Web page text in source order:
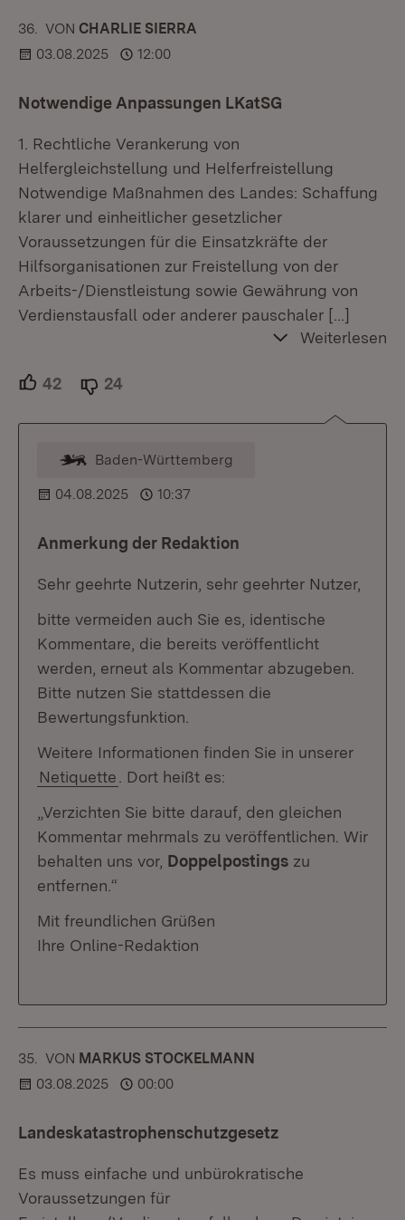
36. KOMMENTAR
VON :CHARLIE SIERRA
03.08.2025
12:00
Notwendige Anpassungen LKatSG
1. Rechtliche Verankerung von
Helfergleichstellung und Helferfreistellung
Notwendige Maßnahmen des Landes: Schaffung
klarer und einheitlicher gesetzlicher
Voraussetzungen für die Einsatzkräfte der
Hilfsorganisationen zur Freistellung von der
Arbeits-/Dienstleistung sowie Gewährung von
Verdienstausfall oder anderer pauschaler […]
Weiterlesen
42 Unterstützer.
24
Kommentar vom Moderator
Baden-Württemberg
04.08.2025 10:37
Anmerkung der Redaktion
Sehr geehrte Nutzerin, sehr geehrter Nutzer,
bitte vermeiden auch Sie es, identische
Kommentare, die bereits veröffentlicht
werden, erneut als Kommentar abzugeben.
Bitte nutzen Sie stattdessen die
Bewertungsfunktion.
Weitere Informationen finden Sie in unserer
Netiquette. Dort heißt es:
„Verzichten Sie bitte darauf, den gleichen
Kommentar mehrmals zu veröffentlichen. Wir
behalten uns vor, Doppelpostings zu
entfernen.“
Mit freundlichen Grüßen
Ihre Online-Redaktion
35. KOMMENTAR
VON :MARKUS STOCKELMANN
03.08.2025
00:00
Landeskatastrophenschutzgesetz
Es muss einfache und unbürokratische
Voraussetzungen für